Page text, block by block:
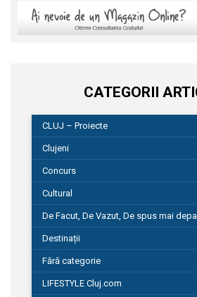
CATEGORII
CLUJ – Proiecte
Clujeni
Concurs
Cultural
De Facut, De Vazut, De spus mai
Destinații
Fără categorie
LIFESTYLE Cluj.com